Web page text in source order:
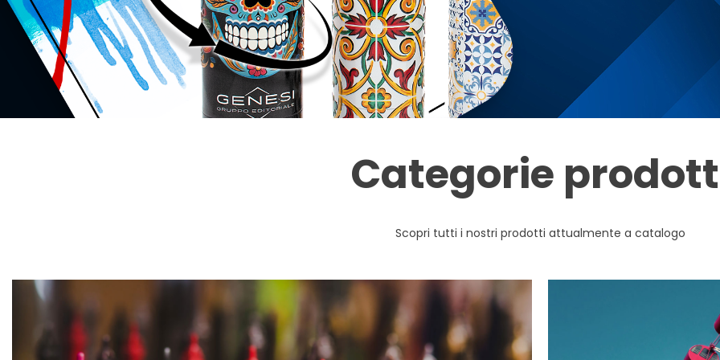
Categorie
Scopri tutti i nostri prodotti attualmente a catalogo